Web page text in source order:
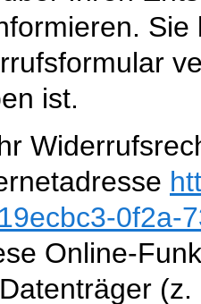
ist.
0f2a-
Online-